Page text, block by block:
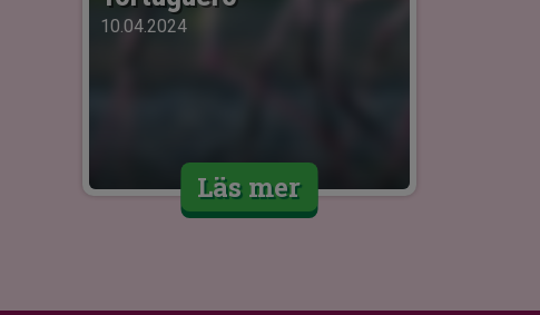
10.04.2024
Läs mer